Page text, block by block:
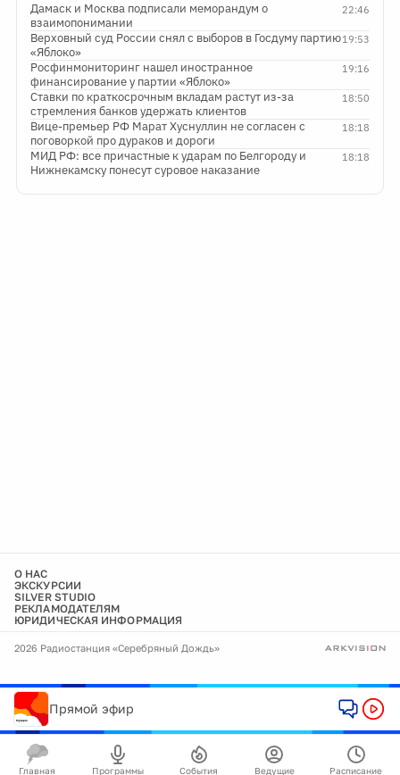
22:46
Дамаск и Москва подписали меморандум о
взаимопонимании
19:53
Верховный суд России снял с выборов в Госдуму партию
«Яблоко»
19:16
Росфинмониторинг нашел иностранное
финансирование у партии «Яблоко»
18:50
Ставки по краткосрочным вкладам растут из-за
стремления банков удержать клиентов
18:18
Вице-премьер РФ Марат Хуснуллин не согласен с
поговоркой про дураков и дороги
18:18
МИД РФ: все причастные к ударам по Белгороду и
Нижнекамску понесут суровое наказание
О НАС
ЭКСКУРСИИ
SILVER STUDIO
РЕКЛАМОДАТЕЛЯМ
ЮРИДИЧЕСКАЯ ИНФОРМАЦИЯ
2026 Радиостанция «Серебряный Дождь»
Прямой эфир
Главная Программы События Ведущие Расписание